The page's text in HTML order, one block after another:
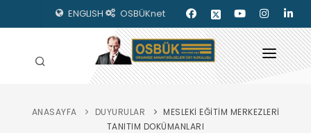
ENGLISH OSBÜKnet
HAKKIMIZDA
ANASAYFA DUYURULAR
MESLEKİ EĞİTİM MERKEZLERİ
TANITIM DOKÜMANLARI